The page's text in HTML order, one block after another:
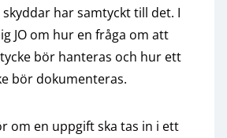
har samtyckt till det. I
JO om hur en fråga om att
bör hanteras och hur ett
bör dokumenteras.
om en uppgift ska tas in i ett